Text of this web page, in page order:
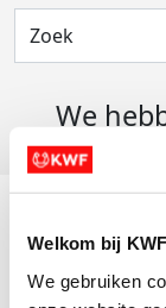
Welkom bij
We gebruiken
We